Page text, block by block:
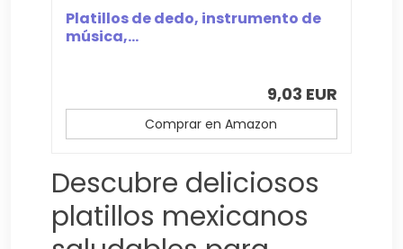
Platillos de dedo, instrumento de
música,...
9,03 EUR
Comprar en Amazon
Descubre deliciosos
platillos mexicanos